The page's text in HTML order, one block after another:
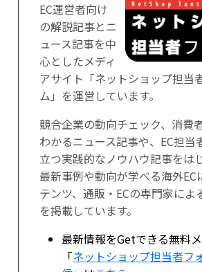
EC運営者向け
の解説記事とニ
ュース記事を中
心としたメディ
アサイト「ネットショップ担当
ム」を運営しています。
競合企業の動向チェック、消費
わかるニュース記事や、EC担当
立つ実践的なノウハウ記事をは
最新事例や動向が学べる海外EC
テンツ、通販・ECの専門家によ
を掲載しています。
最新情報をGetできる無料
「ネットショップ担当者フ